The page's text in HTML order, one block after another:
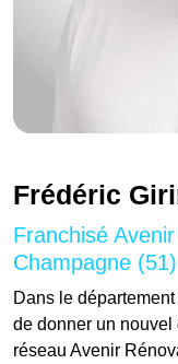
Frédéric
Franchisé
Champagne (51)
Dans le
de donner un
réseau Avenir